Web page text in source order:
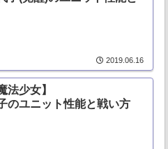
2019.06.16
法少女】
のユニット性能と戦い方